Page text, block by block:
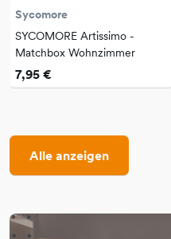
Sycomore
SYCOMORE Artissimo -
Matchbox Wohnzimmer
7,95 €
Alle anzeigen